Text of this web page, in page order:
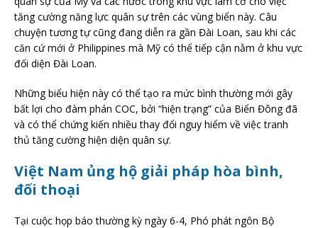
tăng cường năng lực quân sự trên các vùng biển này. Câu
chuyện tương tự cũng đang diễn ra gần Đài Loan, sau khi các
căn cứ mới ở Philippines mà Mỹ có thể tiếp cận nằm ở khu vực
đối diện Đài Loan.
Những biểu hiện này có thể tạo ra mức bình thường mới gây
bất lợi cho đàm phán COC, bởi “hiện trạng” của Biển Đông đã
và có thể chứng kiến nhiều thay đổi nguy hiểm về việc tranh
thủ tăng cường hiện diện quân sự.
Việt Nam ủng hộ giải pháp hòa bình,
đối thoại
Tại cuộc họp báo thường kỳ ngày 6-4, Phó phát ngôn Bộ